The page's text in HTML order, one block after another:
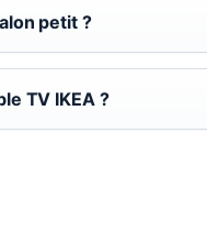
petit ?
TV IKEA ?